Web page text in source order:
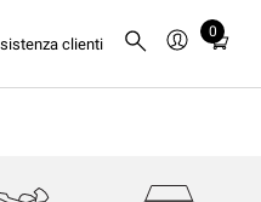
clienti
0
Total
in